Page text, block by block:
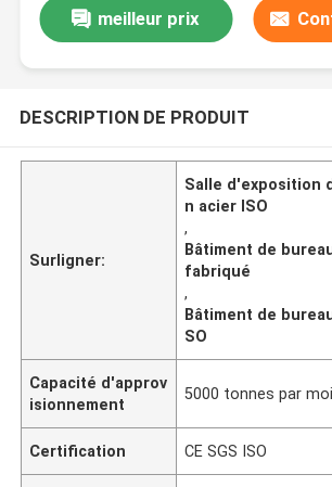
meilleur prix
DESCRIPTION DE PRODUIT
Surligner:
Salle d'exposition
n acier ISO
,
Bâtiment de
fabriqué
,
Bâtiment de
SO
Capacité d'approv
isionnement
5000 tonnes par
Certification CE SGS ISO